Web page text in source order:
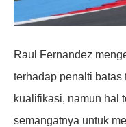
Raul Fernandez
terhadap penalti batas
kualifikasi, namun hal
semangatnya untuk